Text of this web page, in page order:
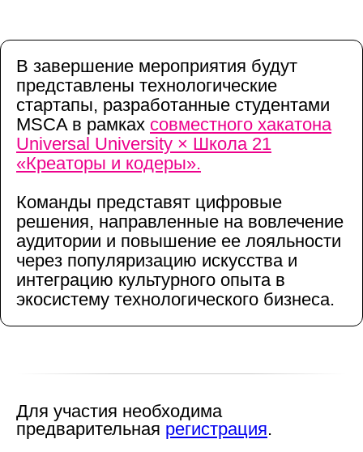
В завершение мероприятия будут
представлены технологические
стартапы, разработанные студентами
MSCA в рамках совместного хакатона
Universal University × Школа 21
«Креаторы и кодеры».
Команды представят цифровые
решения, направленные на вовлечение
аудитории и повышение ее лояльности
через популяризацию искусства и
интеграцию культурного опыта в
экосистему технологического бизнеса.
Для участия необходима
предварительная регистрация.
Разделы
Новости школы
Подпишитесь, чтобы первыми узнавать о новых
курсах, скидках и событиях школы.
Подписаться